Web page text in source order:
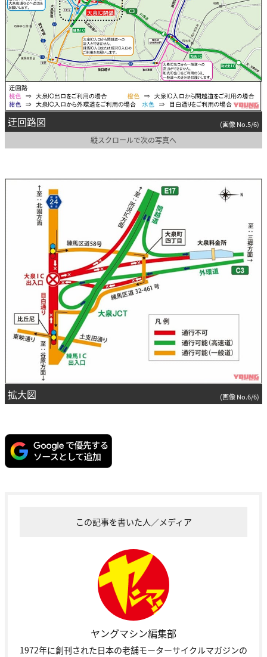
迂回路図 (画像 No.5/6)
縦スクロールで次の写真へ
拡大図 (画像 No.6/6)
この記事を書いた人／メディア
ヤングマシン編集部
1972年に創刊された日本の老舗モーターサイクルマガジンの